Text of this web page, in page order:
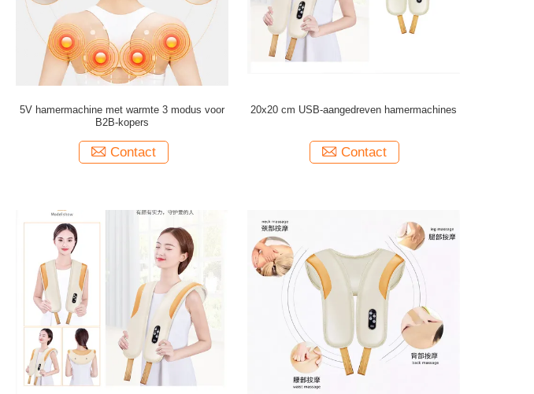
5V hamermachine met warmte 3 modus voor
B2B-kopers
Contact
20x20 cm USB-aangedreven hamermachines
Contact